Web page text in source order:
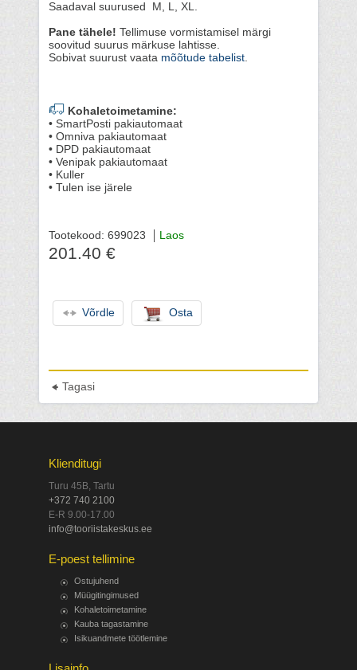
Saadaval suurused M, L, XL.
Pane tähele! Tellimuse vormistamisel märgi
soovitud suurus märkuse lahtisse.
Sobivat suurust vaata mõõtude tabelist.
Kohaletoimetamine:
• SmartPosti pakiautomaat
• Omniva pakiautomaat
• DPD pakiautomaat
• Venipak pakiautomaat
• Kuller
• Tulen ise järele
Tootekood: 699023 Laos
201.40 €
Võrdle Osta
Tagasi
Klienditugi
Turu 45B, Tartu
+372 740 2100
E-R 9.00-17.00
info@tooriistakeskus.ee
E-poest tellimine
Ostujuhend
Müügitingimused
Kohaletoimetamine
Kauba tagastamine
Isikuandmete töötlemine